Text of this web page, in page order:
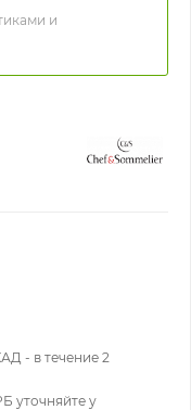
и
- в течение 2
уточняйте у